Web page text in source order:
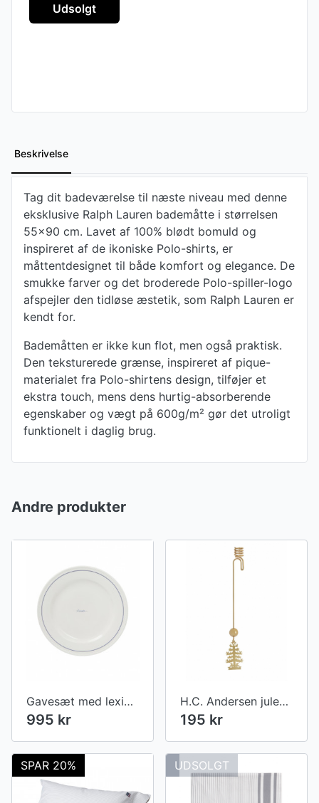
Udsolgt
Beskrivelse
Tag dit badeværelse til næste niveau med denne
eksklusive Ralph Lauren bademåtte i størrelsen
55x90 cm. Lavet af 100% blødt bomuld og
inspireret af de ikoniske Polo-shirts, er
måttentdesignet til både komfort og elegance. De
smukke farver og det broderede Polo-spiller-logo
afspejler den tidløse æstetik, som Ralph Lauren er
kendt for.
Bademåtten er ikke kun flot, men også praktisk.
Den teksturerede grænse, inspireret af pique-
materialet fra Polo-shirtens design, tilføjer et
ekstra touch, mens dens hurtig-absorberende
egenskaber og vægt på 600g/m² gør det utroligt
funktionelt i daglig brug.
Andre produkter
Gavesæt med lexington-middagstallerken (sæt med 4), hvid/blå
995 kr
H.C. Andersen julepynt - Lysholder m. grantræ
195 kr
SPAR 20% UDSOLGT